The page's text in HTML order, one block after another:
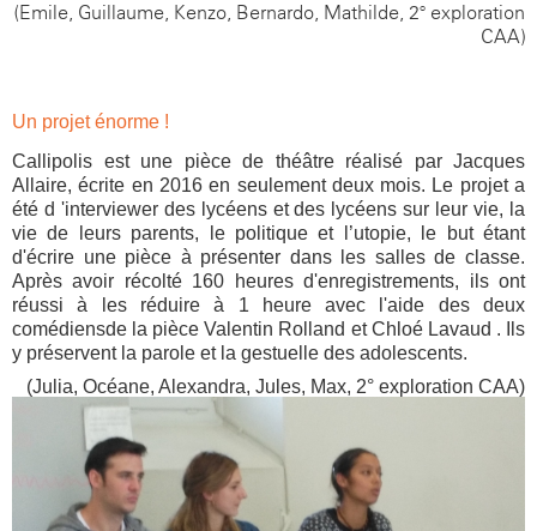
(Emile, Guillaume, Kenzo, Bernardo, Mathilde, 2° exploration
CAA)
Un projet énorme !
Callipolis est une pièce de théâtre réalisé par Jacques
Allaire, écrite en 2016 en seulement deux mois. Le projet a
été d 'interviewer des lycéens et des lycéens sur leur vie, la
vie de leurs parents, le politique et l’utopie, le but étant
d'écrire une pièce à présenter dans les salles de classe.
Après avoir récolté 160 heures d'enregistrements, ils ont
réussi à les réduire à 1 heure avec l'aide des deux
comédiensde la pièce Valentin Rolland et Chloé Lavaud . Ils
y préservent la parole et la gestuelle des adolescents.
(Julia, Océane, Alexandra, Jules, Max, 2° exploration CAA)